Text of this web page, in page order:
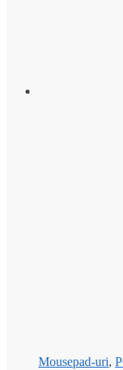
Mousepad-uri,